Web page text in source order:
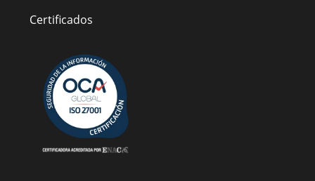
Certificados